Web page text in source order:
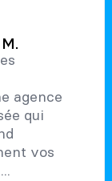
agence
qui
vos